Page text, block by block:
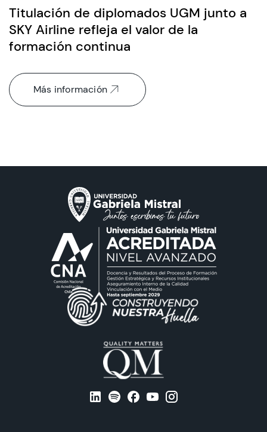
Titulación de diplomados UGM junto a
SKY Airline refleja el valor de la
formación continua
Más información